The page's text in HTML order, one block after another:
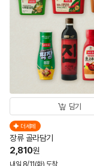
담기
더세페
장류 골라담기
2,810원
내일 8/11(화) 도착